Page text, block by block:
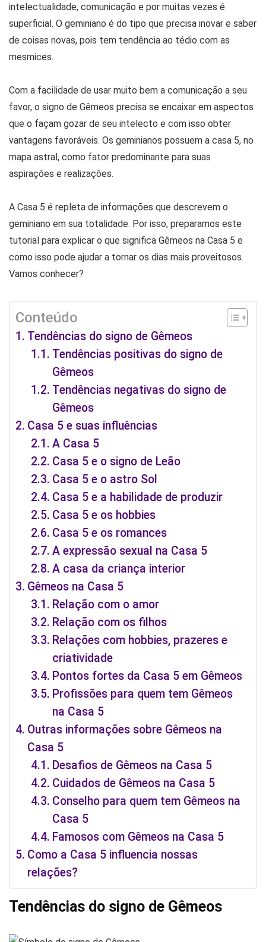
intelectualidade, comunicação e por muitas vezes é
superficial. O geminiano é do tipo que precisa inovar e saber
de coisas novas, pois tem tendência ao tédio com as
mesmices.
Com a facilidade de usar muito bem a comunicação a seu
favor, o signo de Gêmeos precisa se encaixar em aspectos
que o façam gozar de seu intelecto e com isso obter
vantagens favoráveis. Os geminianos possuem a casa 5, no
mapa astral, como fator predominante para suas
aspirações e realizações.
A Casa 5 é repleta de informações que descrevem o
geminiano em sua totalidade. Por isso, preparamos este
tutorial para explicar o que significa Gêmeos na Casa 5 e
como isso pode ajudar a tornar os dias mais proveitosos.
Vamos conhecer?
Conteúdo
Tendências do signo de Gêmeos
Tendências positivas do signo de
Gêmeos
Tendências negativas do signo de
Gêmeos
Casa 5 e suas influências
A Casa 5
Casa 5 e o signo de Leão
Casa 5 e o astro Sol
Casa 5 e a habilidade de produzir
Casa 5 e os hobbies
Casa 5 e os romances
A expressão sexual na Casa 5
A casa da criança interior
Gêmeos na Casa 5
Relação com o amor
Relação com os filhos
Relações com hobbies, prazeres e
criatividade
Pontos fortes da Casa 5 em Gêmeos
Profissões para quem tem Gêmeos
na Casa 5
Outras informações sobre Gêmeos na
Casa 5
Desafios de Gêmeos na Casa 5
Cuidados de Gêmeos na Casa 5
Conselho para quem tem Gêmeos na
Casa 5
Famosos com Gêmeos na Casa 5
Como a Casa 5 influencia nossas
relações?
Tendências do signo de Gêmeos